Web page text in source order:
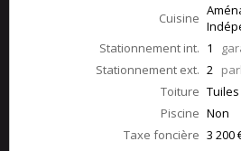
Cuisine
Stationnement int. 1
Stationnement ext. 2
Toiture Tuiles
Piscine Non
Taxe foncière 3 200